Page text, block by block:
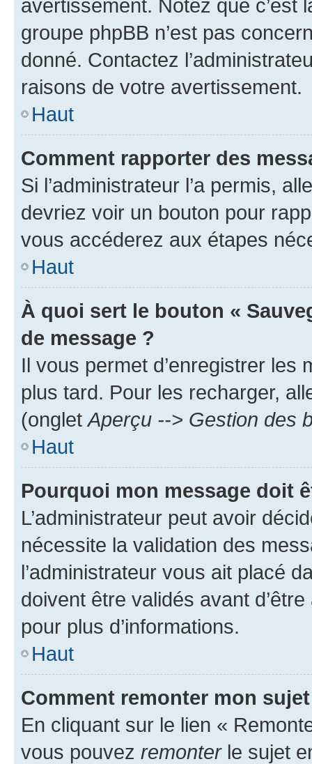
avertissement. Notez que c’est
groupe phpBB n’est pas
donné. Contactez
raisons de votre avertissement.
Haut
Comment rapporter des
Si l’administrateur l’a permis,
devriez voir un bouton pour
vous accéderez aux étapes
Haut
À quoi sert le bouton «
de message ?
Il vous permet d’enregistrer
plus tard. Pour les recharger,
(onglet Aperçu --> Gestion des
Haut
Pourquoi mon message doit
L’administrateur peut avoir
nécessite la validation des
l’administrateur vous ait placé
doivent être validés avant
pour plus d’informations.
Haut
Comment remonter mon
En cliquant sur le lien «
vous pouvez remonterle sujet